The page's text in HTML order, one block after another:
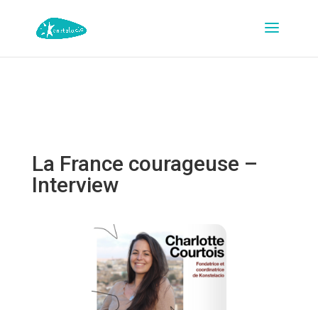
La France courageuse –
Interview